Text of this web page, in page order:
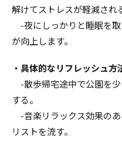
解けてストレスが軽減され
-夜にしっかりと睡眠を
が向上します。
・具体的なリフレッシュ方
-散歩帰宅途中で公園を
する。
-音楽リラックス効果の
リストを流す。